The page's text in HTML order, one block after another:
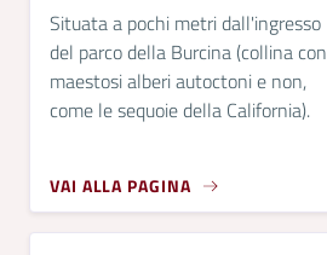
Situata a pochi metri dall'ingresso
del parco della Burcina (collina con
maestosi alberi autoctoni e non,
come le sequoie della California).
VAI ALLA PAGINA